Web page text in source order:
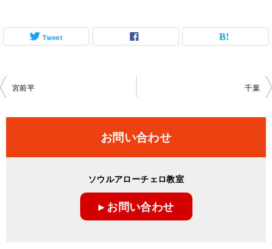
Tweet
投
ビ
宮前平 千葉
お問い合わせ
ソウルアローチェロ教室
▸ お問い合わせ